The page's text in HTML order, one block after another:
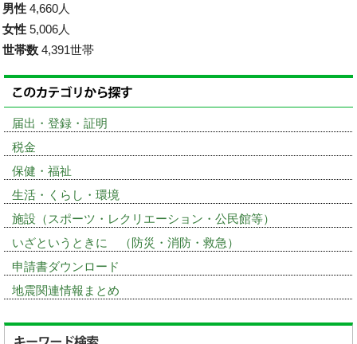
男性 4,660人
女性 5,006人
世帯数 4,391世帯
届出・登録・証明
税金
保健・福祉
生活・くらし・環境
施設（スポーツ・レクリエーション・公民館等）
いざというときに （防災・消防・救急）
申請書ダウンロード
地震関連情報まとめ